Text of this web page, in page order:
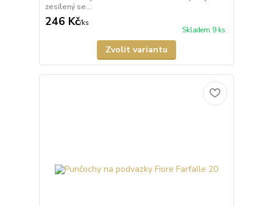
zesílený se...
246 Kč/ks
Skladem 9 ks
Zvolit variantu